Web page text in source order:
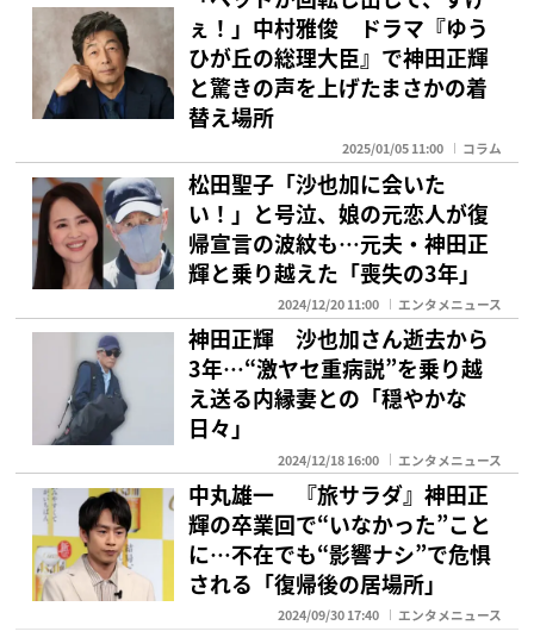
ぇ！」中村雅俊 ドラマ『ゆう
ひが丘の総理大臣』で神田正輝
と驚きの声を上げたまさかの着
替え場所
2025/01/05 11:00 コラム
松田聖子「沙也加に会いた
い！」と号泣、娘の元恋人が復
帰宣言の波紋も…元夫・神田正
輝と乗り越えた「喪失の3年」
2024/12/20 11:00 エンタメニュース
神田正輝 沙也加さん逝去から
3年…“激ヤセ重病説”を乗り越
え送る内縁妻との「穏やかな
日々」
2024/12/18 16:00 エンタメニュース
中丸雄一 『旅サラダ』神田正
輝の卒業回で“いなかった”こと
に…不在でも“影響ナシ”で危惧
される「復帰後の居場所」
2024/09/30 17:40 エンタメニュース